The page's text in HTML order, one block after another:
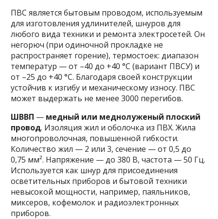
ПВС является бытовым проводом, используемым
для изготовления удлинителей, шнуров для
любого вида техники и ремонта электросетей. Он
негорюч (при одиночной прокладке не
распространяет горение), термостоек: диапазон
температур — от –40 до +40 °C (вариант ПВСУ) и
от –25 до +40 °C. Благодаря своей конструкции
устойчив к изгибу и механическому износу. ПВС
может выдержать не менее 3000 перегибов.
ШВВП — медный или меднолуженый плоский
провод. Изоляция жил и оболочка из ПВХ. Жила
многопроволочная, повышенной гибкости.
Количество жил — 2 или 3, сечение — от 0,5 до
0,75 мм². Напряжение — до 380 В, частота — 50 Гц.
Используется как шнур для присоединения
осветительных приборов и бытовой техники
невысокой мощности, например, паяльников,
миксеров, кофемолок и радиоэлектронных
приборов.